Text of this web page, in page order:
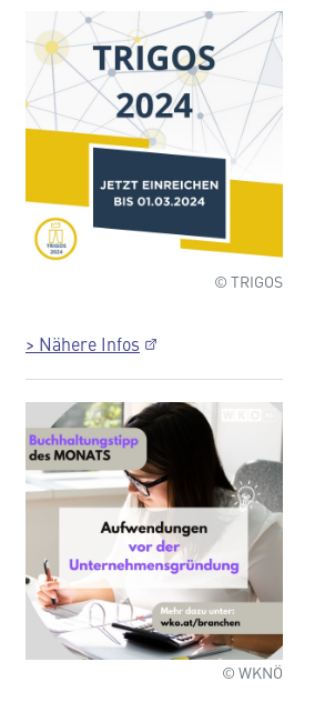
© TRIGOS
> Nähere Infos
© WKNÖ